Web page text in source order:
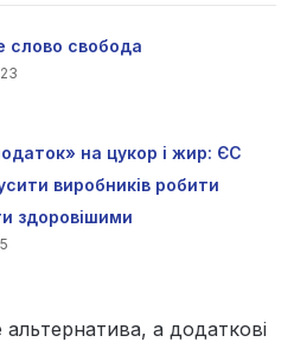
слово свобода
на цукор і жир: ЄС
виробників робити
здоровішими
а додаткові